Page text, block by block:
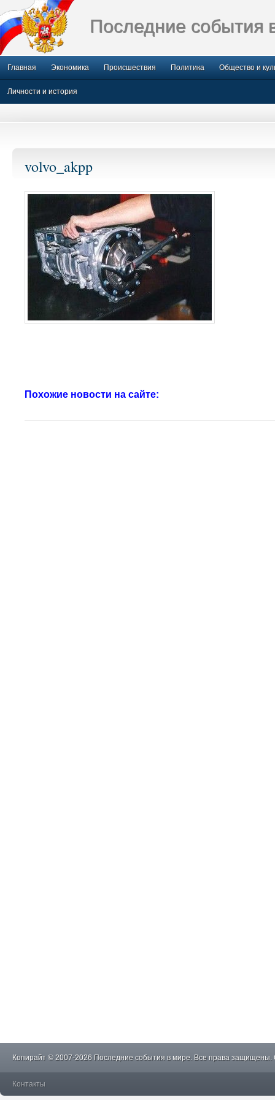
Последние события
Главная Экономика Происшествия Политика Общество и
Личности и история
volvo_akpp
Похожие новости на сайте:
Копирайт © 2007-2026 Последние события в мире. Все права защищены.
Контакты